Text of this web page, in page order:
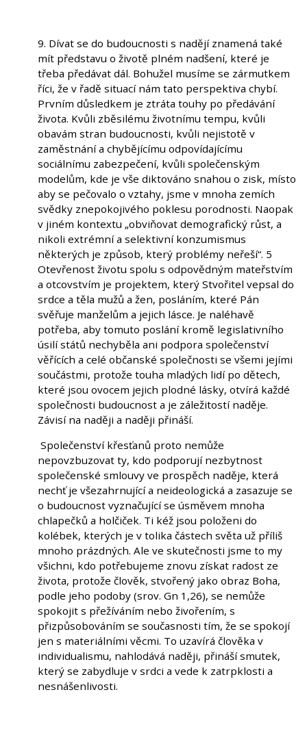
9. Dívat se do budoucnosti s nadějí znamená také
mít představu o životě plném nadšení, které je
třeba předávat dál. Bohužel musíme se zármutkem
říci, že v řadě situací nám tato perspektiva chybí.
Prvním důsledkem je ztráta touhy po předávání
života. Kvůli zběsilému životnímu tempu, kvůli
obavám stran budoucnosti, kvůli nejistotě v
zaměstnání a chybějícímu odpovídajícímu
sociálnímu zabezpečení, kvůli společenským
modelům, kde je vše diktováno snahou o zisk, místo
aby se pečovalo o vztahy, jsme v mnoha zemích
svědky znepokojivého poklesu porodnosti. Naopak
v jiném kontextu „obviňovat demografický růst, a
nikoli extrémní a selektivní konzumismus
některých je způsob, který problémy neřeší“. 5
Otevřenost životu spolu s odpovědným mateřstvím
a otcovstvím je projektem, který Stvořitel vepsal do
srdce a těla mužů a žen, posláním, které Pán
svěřuje manželům a jejich lásce. Je naléhavě
potřeba, aby tomuto poslání kromě legislativního
úsilí států nechyběla ani podpora společenství
věřících a celé občanské společnosti se všemi jejími
součástmi, protože touha mladých lidí po dětech,
které jsou ovocem jejich plodné lásky, otvírá každé
společnosti budoucnost a je záležitostí naděje.
Závisí na naději a naději přináší.
Společenství křesťanů proto nemůže
nepovzbuzovat ty, kdo podporují nezbytnost
společenské smlouvy ve prospěch naděje, která
nechť je všezahrnující a neideologická a zasazuje se
o budoucnost vyznačující se úsměvem mnoha
chlapečků a holčiček. Ti kéž jsou položeni do
kolébek, kterých je v tolika částech světa už příliš
mnoho prázdných. Ale ve skutečnosti jsme to my
všichni, kdo potřebujeme znovu získat radost ze
života, protože člověk, stvořený jako obraz Boha,
podle jeho podoby (srov. Gn 1,26), se nemůže
spokojit s přežíváním nebo živořením, s
přizpůsobováním se současnosti tím, že se spokojí
jen s materiálními věcmi. To uzavírá člověka v
individualismu, nahlodává naději, přináší smutek,
který se zabydluje v srdci a vede k zatrpklosti a
nesnášenlivosti.